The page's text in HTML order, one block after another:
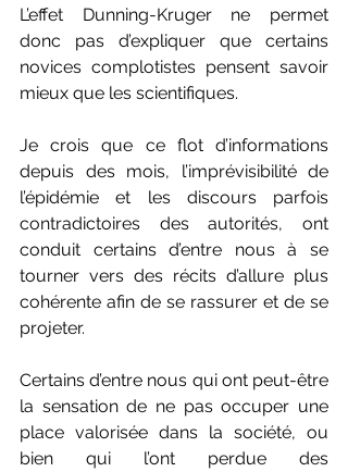
L’effet Dunning-Kruger ne permet
donc pas d’expliquer que certains
novices complotistes pensent savoir
mieux que les scientifiques.
Je crois que ce flot d’informations
depuis des mois, l’imprévisibilité de
l’épidémie et les discours parfois
contradictoires des autorités, ont
conduit certains d’entre nous à se
tourner vers des récits d’allure plus
cohérente afin de se rassurer et de se
projeter.
Certains d’entre nous qui ont peut-être
la sensation de ne pas occuper une
place valorisée dans la société, ou
bien qui l’ont perdue des